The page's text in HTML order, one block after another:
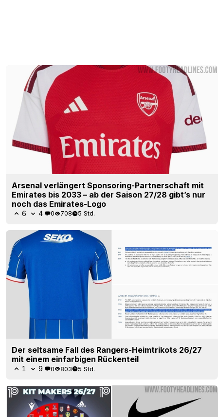
Arsenal verlängert Sponsoring-Partnerschaft mit
Emirates bis 2033 – ab der Saison 27/28 gibt’s nur
noch das Emirates-Logo
6 4 0 708 5 Std.
Der seltsame Fall des Rangers-Heimtrikots 26/27
mit einem einfarbigen Rückenteil
1 9 0 803 5 Std.